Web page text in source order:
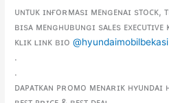
ᴜɴᴛᴜᴋ ɪɴғᴏʀᴍᴀsɪ ᴍᴇɴɢᴇɴᴀɪ sᴛᴏᴄᴋ,
ʙɪsᴀ ᴍᴇɴɢʜᴜʙᴜɴɢɪ sᴀʟᴇs ᴇxᴇᴄᴜᴛɪᴠᴇ
ᴋʟɪᴋ ʟɪɴᴋ ʙɪᴏ@hyundaimobilbekasi
.
.
ᴅᴀᴘᴀᴛᴋᴀɴ ᴘʀᴏᴍᴏ ᴍᴇɴᴀʀɪᴋ ʜʏᴜɴᴅᴀɪ